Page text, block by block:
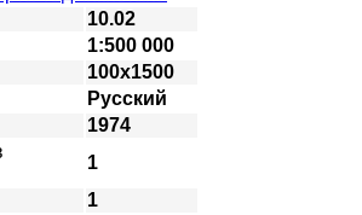
10.02
1:500 000
100х1500
Русский
1974
1
1